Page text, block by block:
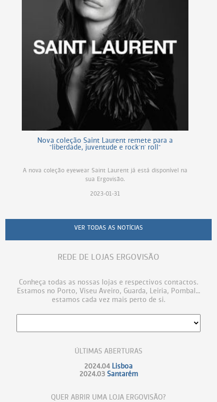
Nova coleção Saint Laurent remete para a
"liberdade, juventude e rock'n' roll"
A nova coleção eyewear Saint Laurent já está disponível na
sua Ergovisão.
2023-01-31
VER TODAS AS NOTÍCIAS
REDE DE LOJAS ERGOVISÃO
Conheça todas as nossas lojas e respectivos contactos.
Estamos no Porto, Viseu Aveiro, Guarda, Leiria, Pombal...
estamos cada vez mais perto de si.
ÚLTIMAS ABERTURAS
2024.04 Lisboa
2024.03 Santarém
QUER ABRIR UMA LOJA ERGOVISÃO?